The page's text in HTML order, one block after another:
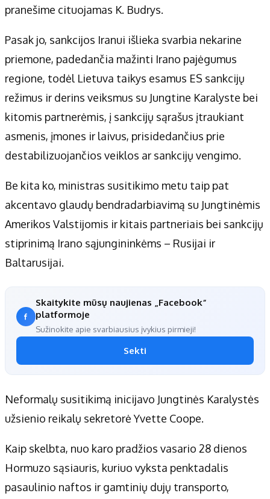
pranešime cituojamas K. Budrys.
Pasak jo, sankcijos Iranui išlieka svarbia nekarine
priemone, padedančia mažinti Irano pajėgumus
regione, todėl Lietuva taikys esamus ES sankcijų
režimus ir derins veiksmus su Jungtine Karalyste bei
kitomis partnerėmis, į sankcijų sąrašus įtraukiant
asmenis, įmones ir laivus, prisidedančius prie
destabilizuojančios veiklos ar sankcijų vengimo.
Be kita ko, ministras susitikimo metu taip pat
akcentavo glaudų bendradarbiavimą su Jungtinėmis
Amerikos Valstijomis ir kitais partneriais bei sankcijų
stiprinimą Irano sąjungininkėms – Rusijai ir
Baltarusijai.
Skaitykite mūsų naujienas „Facebook“
platformoje
Sužinokite apie svarbiausius įvykius pirmieji!
Sekti
Neformalų susitikimą inicijavo Jungtinės Karalystės
užsienio reikalų sekretorė Yvette Coope.
Kaip skelbta, nuo karo pradžios vasario 28 dienos
Hormuzo sąsiauris, kuriuo vyksta penktadalis
pasaulinio naftos ir gamtinių dujų transporto,